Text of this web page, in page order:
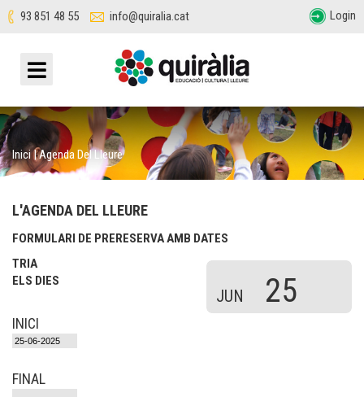
93 851 48 55 info@quiralia.cat Login
Inici|Agenda Del Lleure
L'AGENDA DEL LLEURE
FORMULARI DE PRERESERVA AMB DATES
TRIA
ELS DIES
JUN 25
INICI
FINAL